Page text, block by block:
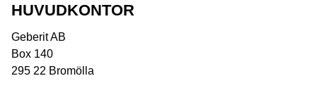
HUVUDKONTOR
Geberit AB
Box 140
295 22 Bromölla